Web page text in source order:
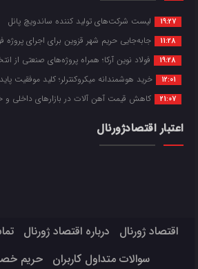
19:27 لیست شرکت‌های تولید کننده ساندویچ پانل
11:28 جابه‌جایی حریم شهر قزوین برای اجرای پروژه
19:28 فولاد نوین آرکا؛ همراه پروژه‌های صنعتی از
12:01 خرید هوشمندانه میکروکنترلر؛ کلید موفقیت
21:07 کاهش قیمت آهن آلات در بازارهای داخلی و
اعتبار اقتصادژورنال
اقتصاد ژورنال درباره اقتصاد ژورنال
سوالات متداول کاربران
حریم